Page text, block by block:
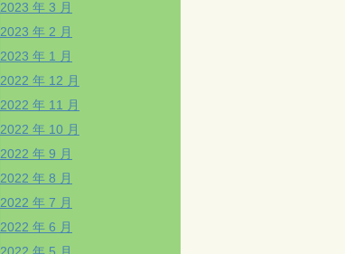
2023 年 3 月
2023 年 2 月
2023 年 1 月
2022 年 12 月
2022 年 11 月
2022 年 10 月
2022 年 9 月
2022 年 8 月
2022 年 7 月
2022 年 6 月
2022 年 5 月